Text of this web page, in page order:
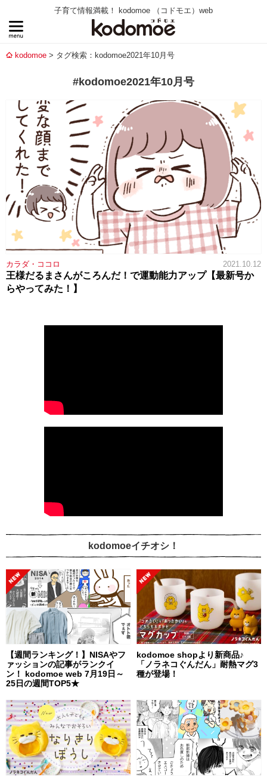
子育て情報満載！ kodomoe （コドモエ）web
kodomoe タグ検索：kodomoe2021年10月号
#kodomoe2021年10月号
カラダ・ココロ 2021.10.12
王様だるまさんがころんだ！で運動能力アップ【最新号か
らやってみた！】
kodomoeイチオシ！
【週間ランキング！】NISAやフ
ァッションの記事がランクイ
ン！ kodomoe web 7月19日～
25日の週間TOP5★
kodomoe shopより新商品♪
「ノラネコぐんだん」耐熱マグ3
種が登場！